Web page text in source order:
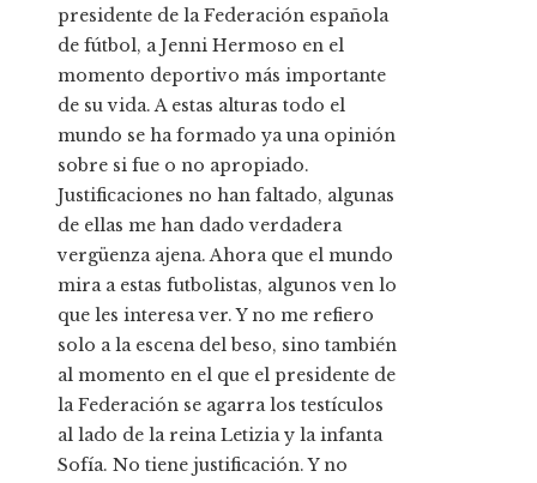
presidente de la Federación española
de fútbol, a Jenni Hermoso en el
momento deportivo más importante
de su vida. A estas alturas todo el
mundo se ha formado ya una opinión
sobre si fue o no apropiado.
Justificaciones no han faltado, algunas
de ellas me han dado verdadera
vergüenza ajena. Ahora que el mundo
mira a estas futbolistas, algunos ven lo
que les interesa ver. Y no me refiero
solo a la escena del beso, sino también
al momento en el que el presidente de
la Federación se agarra los testículos
al lado de la reina Letizia y la infanta
Sofía. No tiene justificación. Y no